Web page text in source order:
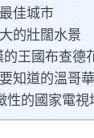
佳城市
的壯闊水景
王國布查德
知道的溫哥
性的國家電視